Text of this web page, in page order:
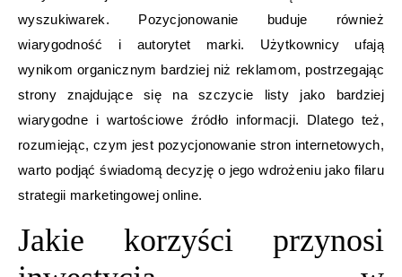
wyszukiwarek. Pozycjonowanie buduje również
wiarygodność i autorytet marki. Użytkownicy ufają
wynikom organicznym bardziej niż reklamom, postrzegając
strony znajdujące się na szczycie listy jako bardziej
wiarygodne i wartościowe źródło informacji. Dlatego też,
rozumiejąc, czym jest pozycjonowanie stron internetowych,
warto podjąć świadomą decyzję o jego wdrożeniu jako filaru
strategii marketingowej online.
Jakie korzyści przynosi